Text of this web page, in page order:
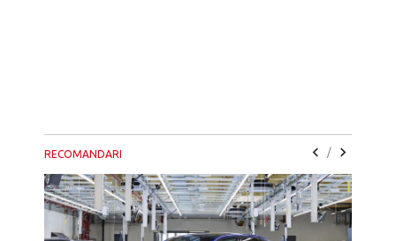
RECOMANDARI /